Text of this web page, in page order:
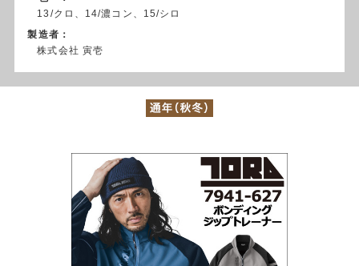
13/クロ、14/濃コン、15/シロ
製造者：
株式会社 寅壱